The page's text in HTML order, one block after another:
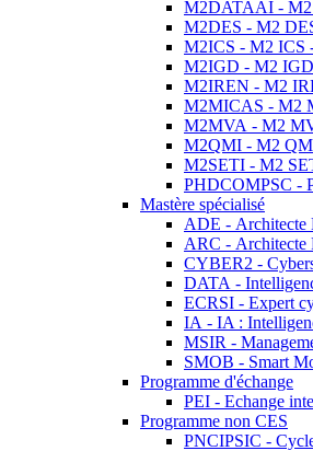
M2DATAAI - M2
M2DES - M2
M2ICS - M2 ICS
M2IGD - M2 IGD
M2IREN - M2
M2MICAS - M2
M2MVA - M2
M2QMI - M2
M2SETI - M2
PHDCOMPSC -
Mastère spécialisé
ADE - Architecte
ARC - Architecte
CYBER2 -
DATA -
ECRSI - Expert
IA - IA :
MSIR -
SMOB - Smart
Programme d'échange
PEI - Echange
Programme non CES
PNCIPSIC -